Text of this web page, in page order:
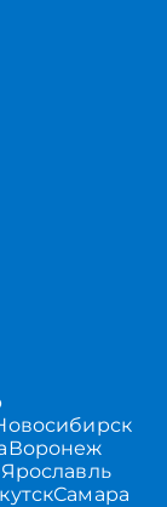
Воронеж
Ярославль
Самара